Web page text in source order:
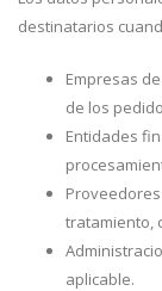
destinatarios
Empresas
de los
Entidades
tratamiento,
aplicable.